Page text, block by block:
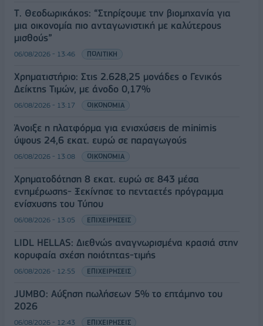
Τ. Θεοδωρικάκος: “Στηρίζουμε την βιομηχανία για
μια οικονομία πιο ανταγωνιστική με καλύτερους
μισθούς”
06/08/2026 - 13:46 ΠΟΛΙΤΙΚΗ
Χρηματιστήριο: Στις 2.628,25 μονάδες ο Γενικός
Δείκτης Τιμών, με άνοδο 0,17%
06/08/2026 - 13:17 ΟΙΚΟΝΟΜΙΑ
Άνοιξε η πλατφόρμα για ενισχύσεις de minimis
ύψους 24,6 εκατ. ευρώ σε παραγωγούς
06/08/2026 - 13:08 ΟΙΚΟΝΟΜΙΑ
Χρηματοδότηση 8 εκατ. ευρώ σε 843 μέσα
ενημέρωσης- Ξεκίνησε το πενταετές πρόγραμμα
ενίσχυσης του Τύπου
06/08/2026 - 13:05 ΕΠΙΧΕΙΡΗΣΕΙΣ
LIDL HELLAS: Διεθνώς αναγνωρισμένα κρασιά στην
κορυφαία σχέση ποιότητας-τιμής
06/08/2026 - 12:55 ΕΠΙΧΕΙΡΗΣΕΙΣ
JUMBO: Αύξηση πωλήσεων 5% το επτάμηνο του
2026
06/08/2026 - 12:43 ΕΠΙΧΕΙΡΗΣΕΙΣ